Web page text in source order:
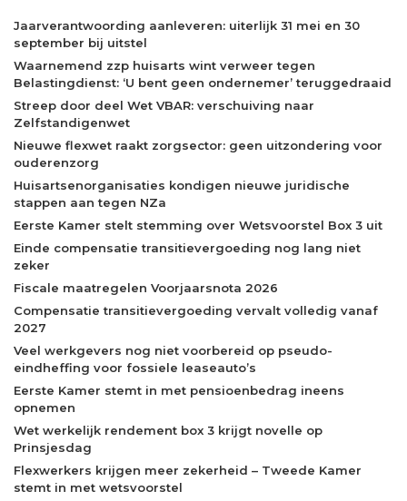
Jaarverantwoording aanleveren: uiterlijk 31 mei en 30
september bij uitstel
Waarnemend zzp huisarts wint verweer tegen
Belastingdienst: ‘U bent geen ondernemer’ teruggedraaid
Streep door deel Wet VBAR: verschuiving naar
Zelfstandigenwet
Nieuwe flexwet raakt zorgsector: geen uitzondering voor
ouderenzorg
Huisartsenorganisaties kondigen nieuwe juridische
stappen aan tegen NZa
Eerste Kamer stelt stemming over Wetsvoorstel Box 3 uit
Einde compensatie transitievergoeding nog lang niet
zeker
Fiscale maatregelen Voorjaarsnota 2026
Compensatie transitievergoeding vervalt volledig vanaf
2027
Veel werkgevers nog niet voorbereid op pseudo-
eindheffing voor fossiele leaseauto’s
Eerste Kamer stemt in met pensioenbedrag ineens
opnemen
Wet werkelijk rendement box 3 krijgt novelle op
Prinsjesdag
Flexwerkers krijgen meer zekerheid – Tweede Kamer
stemt in met wetsvoorstel